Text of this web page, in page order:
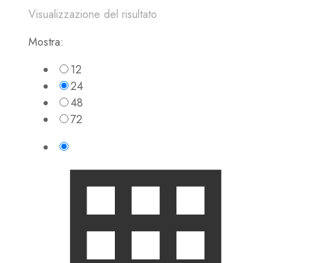
Visualizzazione del risultato
Mostra:
12
24
48
72